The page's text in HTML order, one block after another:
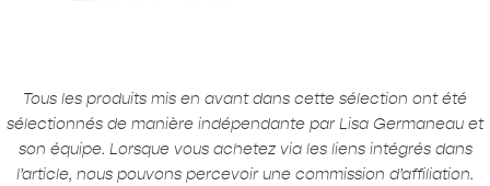
Tous les produits mis en avant dans cette sélection ont été
sélectionnés de manière indépendante par Lisa Germaneau et
son équipe. Lorsque vous achetez via les liens intégrés dans
l’article, nous pouvons percevoir une commission d’affiliation.